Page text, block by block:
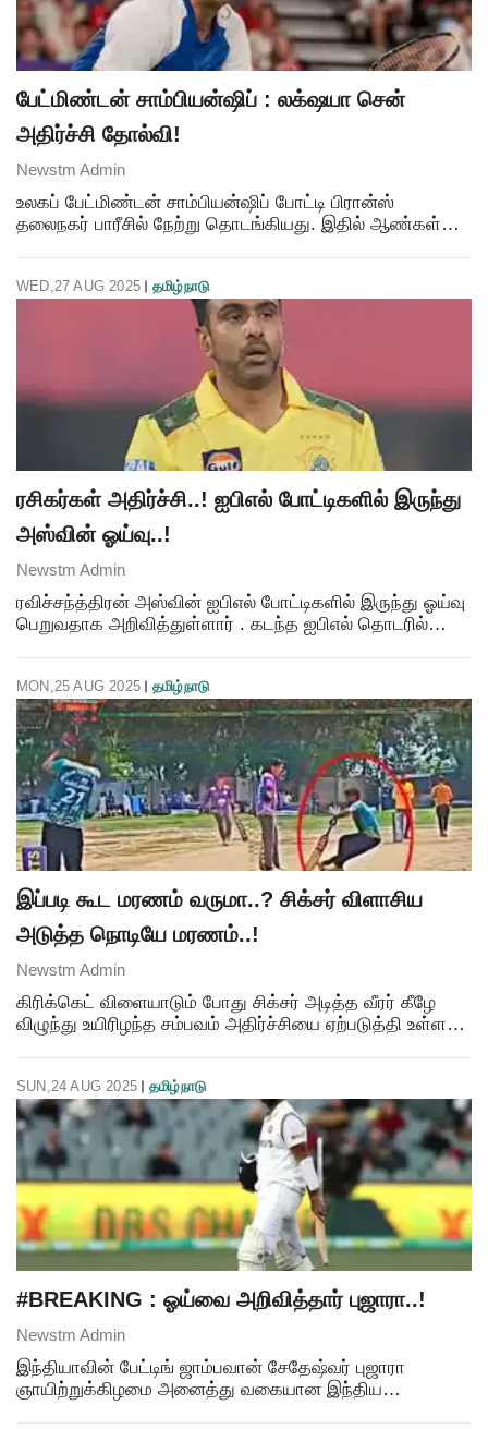
பேட்மிண்டன் சாம்பியன்ஷிப் : லக்‌ஷயா சென்
அதிர்ச்சி தோல்வி!
Newstm Admin
உலகப் பேட்மிண்டன் சாம்பியன்ஷிப் போட்டி பிரான்ஸ்
தலைநகர் பாரீசில் நேற்று தொடங்கியது. இதில் ஆண்கள்
WED,27 AUG 2025 தமிழ்நாடு
ரசிகர்கள் அதிர்ச்சி..! ஐபிஎல் போட்டிகளில் இருந்து
அஸ்வின் ஓய்வு..!
Newstm Admin
ரவிச்சந்த்திரன் அஸ்வின் ஐபிஎல் போட்டிகளில் இருந்து ஓய்வு
பெறுவதாக அறிவித்துள்ளார் . கடந்த ஐபிஎல் தொடரில்
MON,25 AUG 2025 தமிழ்நாடு
இப்படி கூட மரணம் வருமா..? சிக்சர் விளாசிய
அடுத்த நொடியே மரணம்..!
Newstm Admin
கிரிக்கெட் விளையாடும் போது சிக்சர் அடித்த வீரர் கீழே
விழுந்து உயிரிழந்த சம்பவம் அதிர்ச்சியை ஏற்படுத்தி உள்ளது.
SUN,24 AUG 2025 தமிழ்நாடு
#BREAKING : ஓய்வை அறிவித்தார் புஜாரா..!
Newstm Admin
இந்தியாவின் பேட்டிங் ஜாம்பவான் சேதேஷ்வர் புஜாரா
ஞாயிற்றுக்கிழமை அனைத்து வகையான இந்திய